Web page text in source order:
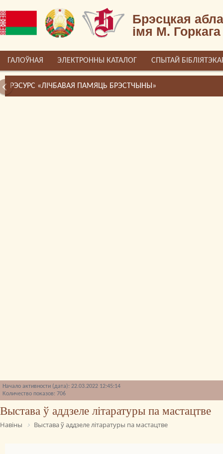
Брэсцкая
імя М. Горкага
ГАЛОЎНАЯ ЭЛЕКТРОННЫ КАТАЛОГ СПЫТАЙ
РЭСУРС «ЛІЧБАВАЯ ПАМЯЦЬ БРЭСТЧЫНЫ»
Начало активности (дата): 22.03.2022 12:45:14
Количество показов: 706
Выстава ў аддзеле літаратуры па мастацтве
Навіны Выстава ў аддзеле літаратуры па мастацтве